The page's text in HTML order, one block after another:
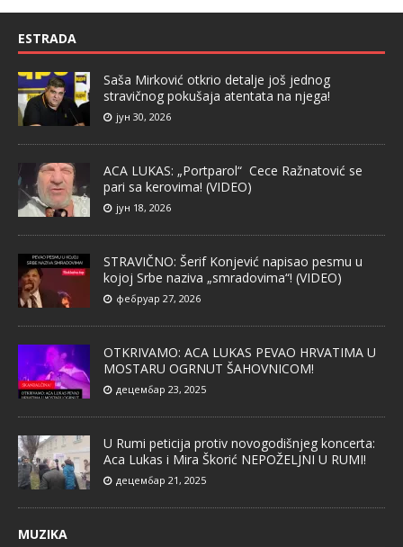
ESTRADA
Saša Mirković otkrio detalje još jednog
stravičnog pokušaja atentata na njega!
јун 30, 2026
ACA LUKAS: „Portparol“ Cece Ražnatović se
pari sa kerovima! (VIDEO)
јун 18, 2026
STRAVIČNO: Šerif Konjević napisao pesmu u
kojoj Srbe naziva „smradovima“! (VIDEO)
фебруар 27, 2026
OTKRIVAMO: ACA LUKAS PEVAO HRVATIMA U
MOSTARU OGRNUT ŠAHOVNICOM!
децембар 23, 2025
U Rumi peticija protiv novogodišnjeg koncerta:
Aca Lukas i Mira Škorić NEPOŽELJNI U RUMI!
децембар 21, 2025
MUZIKA